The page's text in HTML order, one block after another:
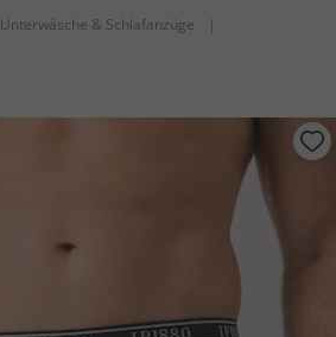
Unterwäsche & Schlafanzüge
|